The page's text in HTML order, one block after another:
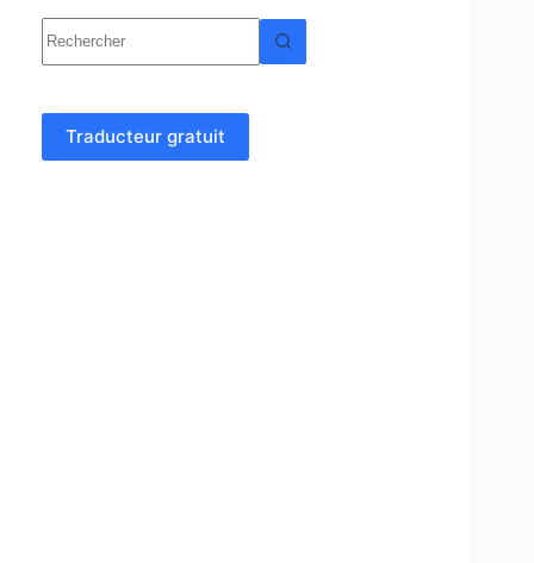
corrigés
résultat
Traducteur gratuit